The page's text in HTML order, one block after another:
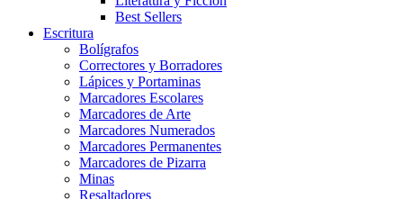
Best Sellers
Escritura
Bolígrafos
Correctores y Borradores
Lápices y Portaminas
Marcadores Escolares
Marcadores de Arte
Marcadores Numerados
Marcadores Permanentes
Marcadores de Pizarra
Minas
Resaltadores